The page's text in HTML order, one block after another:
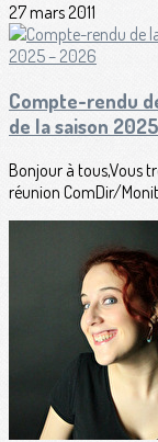
27 mars 2011
Compte-rendu
de la saison
Bonjour à tous,Vous
réunion ComDir/